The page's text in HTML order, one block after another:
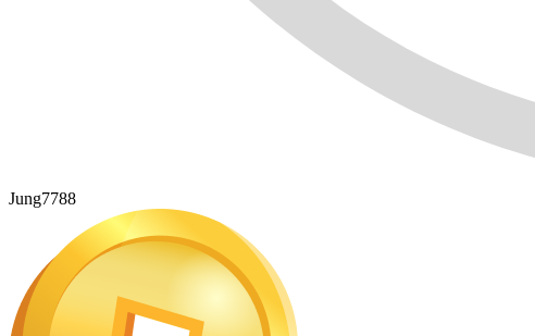
Jung7788